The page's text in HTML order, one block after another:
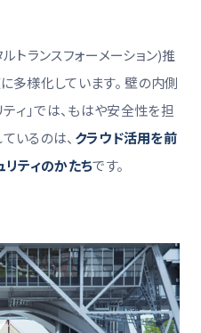
トランスフォーメーション)推
多様化しています。 壁の内側
ィ」では、もはや安全性を担
いるのは、 クラウド活用を前
リティのかたちです。